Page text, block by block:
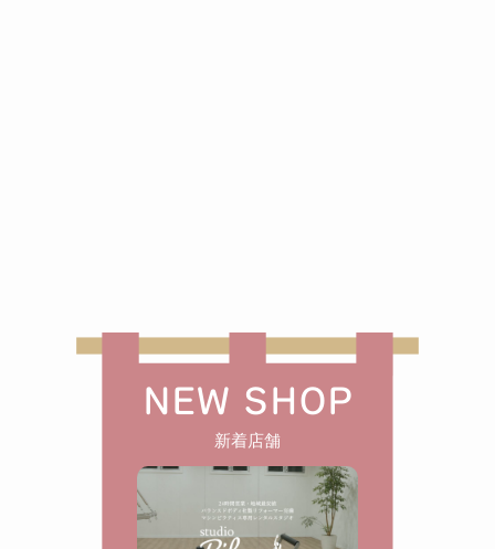
NEW SHOP
新着店舗